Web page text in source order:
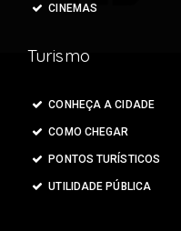
CINEMAS
Turismo
CONHEÇA A CIDADE
COMO CHEGAR
PONTOS TURÍSTICOS
UTILIDADE PÚBLICA